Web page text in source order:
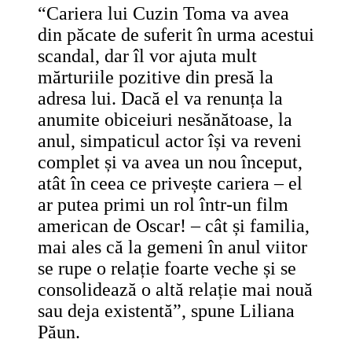
“Cariera lui Cuzin Toma va avea
din păcate de suferit în urma acestui
scandal, dar îl vor ajuta mult
mărturiile pozitive din presă la
adresa lui. Dacă el va renunța la
anumite obiceiuri nesănătoase, la
anul, simpaticul actor își va reveni
complet și va avea un nou început,
atât în ceea ce privește cariera – el
ar putea primi un rol într-un film
american de Oscar! – cât și familia,
mai ales că la gemeni în anul viitor
se rupe o relație foarte veche și se
consolidează o altă relație mai nouă
sau deja existentă”, spune Liliana
Păun.